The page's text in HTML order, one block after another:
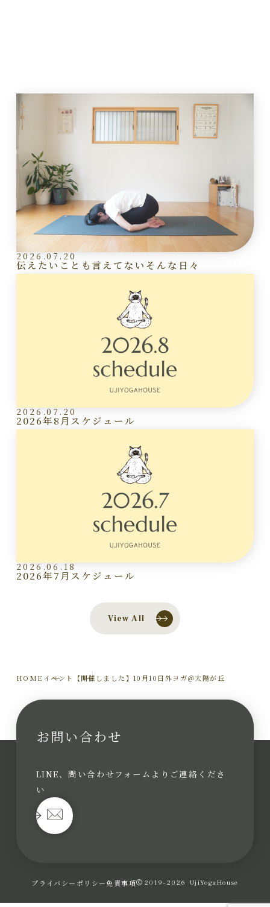
2026.07.20
伝えたいことも言えてないそんな日々
2026.07.20
2026年8月スケジュール
2026.06.18
2026年7月スケジュール
View All
HOME イベント 【開催しました】10月10日外ヨガ＠太陽が丘
お問い合わせ
LINE、問い合わせフォームよりご連絡くださ
い
プライバシーポリシー免責事項 2019–2026 UjiYogaHouse